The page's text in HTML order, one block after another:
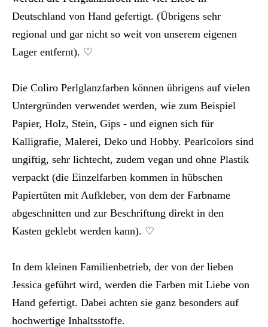
Deutschland von Hand gefertigt. (Übrigens sehr
regional und gar nicht so weit von unserem eigenen
Lager entfernt). ♡
Die Coliro Perlglanzfarben können übrigens auf vielen
Untergründen verwendet werden, wie zum Beispiel
Papier, Holz, Stein, Gips - und eignen sich für
Kalligrafie, Malerei, Deko und Hobby. Pearlcolors sind
ungiftig, sehr lichtecht, zudem vegan und ohne Plastik
verpackt (die Einzelfarben kommen in hübschen
Papiertüten mit Aufkleber, von dem der Farbname
abgeschnitten und zur Beschriftung direkt in den
Kasten geklebt werden kann). ♡
In dem kleinen Familienbetrieb, der von der lieben
Jessica geführt wird, werden die Farben mit Liebe von
Hand gefertigt. Dabei achten sie ganz besonders auf
hochwertige Inhaltsstoffe.